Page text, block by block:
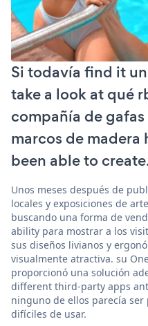
Si todavía find it
take a look at qué
compañía de
marcos de madera
been able to
Unos meses después de
locales y exposiciones de
buscando una forma de
ability para mostrar a los
sus diseños livianos y
visualmente atractiva. su
proporcionó una solución
different third-party apps
ninguno de ellos parecía
difíciles de usar.